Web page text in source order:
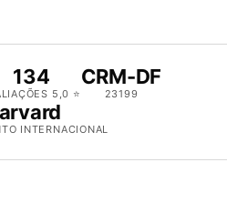
134
5,0 ⭐
CRM-DF
23199
INTERNACIONAL